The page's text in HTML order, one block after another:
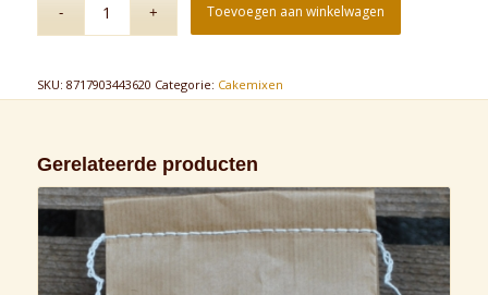
Toevoegen aan winkelwagen
SKU: 8717903443620 Categorie: Cakemixen
Gerelateerde producten